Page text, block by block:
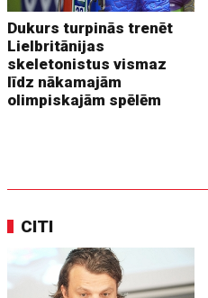
Dukurs turpinās trenēt
Lielbritānijas
skeletonistus vismaz
līdz nākamajām
olimpiskajām spēlēm
CITI